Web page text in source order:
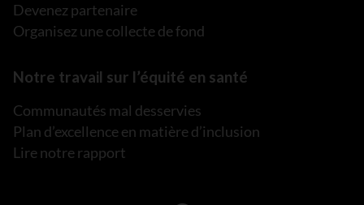
Devenez partenaire
Organisez une collecte de fond
Notre travail sur l’équité en santé
Communautés mal desservies
Plan d’excellence en matière d’inclusion
Lire notre rapport